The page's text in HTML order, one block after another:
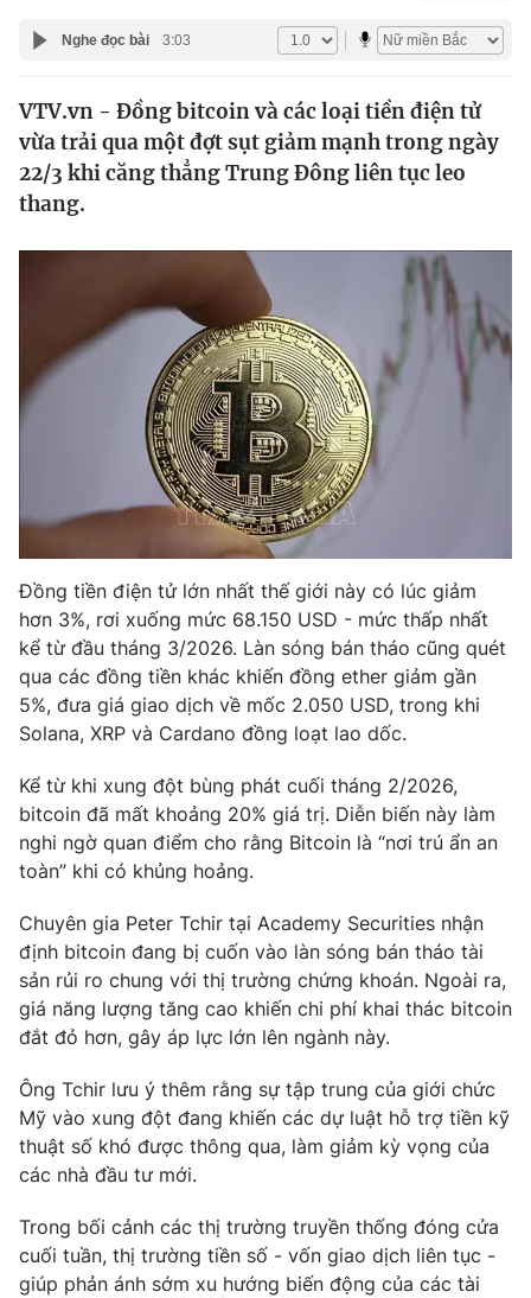
Pháp luật
Thế giới
Tin tức
Câu chuyện quốc tế
Thị trường
Góc doanh nghiệp
Dữ liệu và đời sống
Truyền hình
Phim VTV
Nhân vật
Khán giả
Giải sao mai
Sao
Đời sống
Du lịch
Làm đẹp
Chất lượng cuộc sống
Giáo dục
Tuyển sinh
Học trực tuyến
Công nghệ
Hitech Công nghệ tương lai
Sản phẩm
Thị trường
Tư vấn
Giao lưu trực tuyến
Lịch phát sóng
Chuyên mục khác
Emagazine Podcast
Photo Infographic
Video Shorts video
VTV Money VTV Thể thao
VTV Sức khoẻ
Thị trường 24h Tấm lòng Việt
Công nghệ
Nghe đọc bài 3:03
VTV.vn - Đồng bitcoin và các loại tiền điện tử
vừa trải qua một đợt sụt giảm mạnh trong ngày
22/3 khi căng thẳng Trung Đông liên tục leo
thang.
Đồng tiền điện tử lớn nhất thế giới này có lúc giảm
hơn 3%, rơi xuống mức 68.150 USD - mức thấp nhất
kể từ đầu tháng 3/2026. Làn sóng bán tháo cũng quét
qua các đồng tiền khác khiến đồng ether giảm gần
5%, đưa giá giao dịch về mốc 2.050 USD, trong khi
Solana, XRP và Cardano đồng loạt lao dốc.
Kể từ khi xung đột bùng phát cuối tháng 2/2026,
bitcoin đã mất khoảng 20% giá trị. Diễn biến này làm
nghi ngờ quan điểm cho rằng Bitcoin là “nơi trú ẩn an
toàn” khi có khủng hoảng.
Chuyên gia Peter Tchir tại Academy Securities nhận
định bitcoin đang bị cuốn vào làn sóng bán tháo tài
sản rủi ro chung với thị trường chứng khoán. Ngoài ra,
giá năng lượng tăng cao khiến chi phí khai thác bitcoin
đắt đỏ hơn, gây áp lực lớn lên ngành này.
Ông Tchir lưu ý thêm rằng sự tập trung của giới chức
Mỹ vào xung đột đang khiến các dự luật hỗ trợ tiền kỹ
thuật số khó được thông qua, làm giảm kỳ vọng của
các nhà đầu tư mới.
Trong bối cảnh các thị trường truyền thống đóng cửa
cuối tuần, thị trường tiền số - vốn giao dịch liên tục -
giúp phản ánh sớm xu hướng biến động của các tài